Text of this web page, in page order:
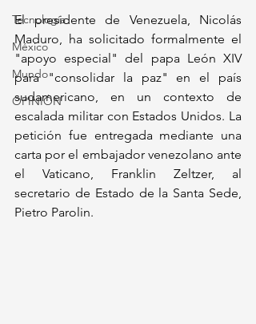
Tecnología
México
Mundo
OPINIÓN
El presidente de Venezuela, Nicolás
Maduro, ha solicitado formalmente el
"apoyo especial" del papa León XIV
para "consolidar la paz" en el país
sudamericano, en un contexto de
escalada militar con Estados Unidos. La
petición fue entregada mediante una
carta por el embajador venezolano ante
el Vaticano, Franklin Zeltzer, al
secretario de Estado de la Santa Sede,
Pietro Parolin.